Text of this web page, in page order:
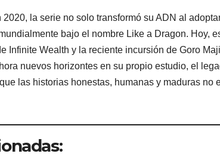
la serie no solo transformó su ADN al
bajo el nombre Like a Dragon. Hoy,
Infinite Wealth y la reciente incursión de Goro
nuevos horizontes en su propio estudio, el
las historias honestas, humanas y maduras no